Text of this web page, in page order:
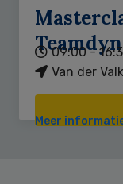
09:00 -
Van der
Meer